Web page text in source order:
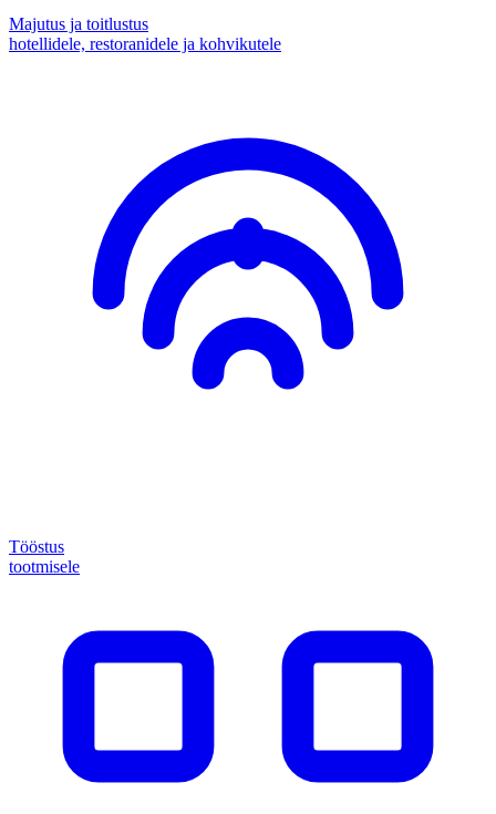
Majutus ja toitlustus
hotellidele, restoranidele ja kohvikutele
Tööstus
tootmisele